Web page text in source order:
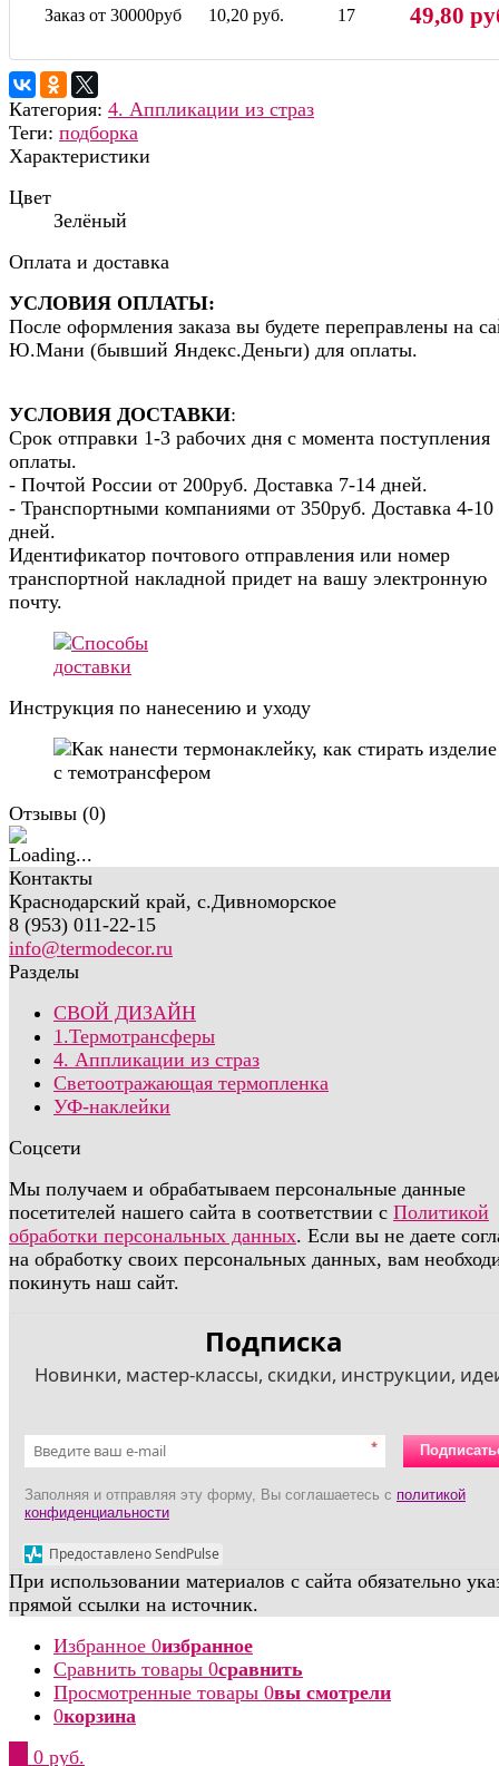
Заказ от 30000руб 10,20 руб. 17 49,80
Категория: 4. Аппликации из страз
Теги: подборка
Характеристики
Цвет
Зелёный
Оплата и доставка
УСЛОВИЯ ОПЛАТЫ:
После оформления заказа вы будете переправлены на
Ю.Мани (бывший Яндекс.Деньги) для оплаты.
УСЛОВИЯ ДОСТАВКИ:
Срок отправки 1-3 рабочих дня с момента поступления
оплаты.
- Почтой России от 200руб. Доставка 7-14 дней.
- Транспортными компаниями от 350руб. Доставка 4-10
дней.
Идентификатор почтового отправления или номер
транспортной накладной придет на вашу электронную
почту.
Инструкция по нанесению и уходу
Отзывы (0)
Контакты
Краснодарский край, с.Дивноморское
8 (953) 011-22-15
info@termodecor.ru
Разделы
СВОЙ ДИЗАЙН
1.Термотрансферы
4. Аппликации из страз
Светоотражающая термопленка
УФ-наклейки
Соцсети
Мы получаем и обрабатываем персональные данные
посетителей нашего сайта в соответствии с Политикой
обработки персональных данных. Если вы не даете
на обработку своих персональных данных, вам
покинуть наш сайт.
Подписка
Новинки, мастер-классы, скидки, инструкции,
*
Заполняя и отправляя эту форму, Вы соглашаетесь с политикой
конфиденциальности
Предоставлено SendPulse
При использовании материалов с сайта обязательно
прямой ссылки на источник.
Избранное 0избранное
Сравнить товары 0сравнить
Просмотренные товары 0вы смотрели
0корзина
0 руб.